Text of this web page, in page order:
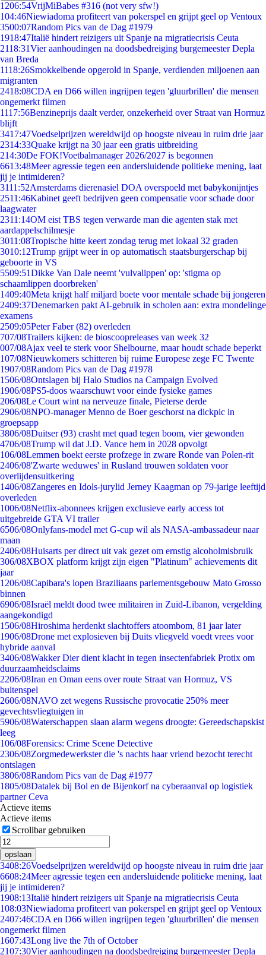
1206:54VrijMiBabes #316 (not very sfw!)
104:46Niewiadoma profiteert van pokerspel en grijpt geel op Ventoux
3500:07Random Pics van de Dag #1979
1918:47Italië hindert reizigers uit Spanje na migratiecrisis Ceuta
2118:31Vier aanhoudingen na doodsbedreiging burgemeester Depla
van Breda
1118:26Smokkelbende opgerold in Spanje, verdienden miljoenen aan
migranten
2418:08CDA en D66 willen ingrijpen tegen 'gluurbrillen' die mensen
ongemerkt filmen
1117:56Benzineprijs daalt verder, onzekerheid over Straat van Hormuz
blijft
3417:47Voedselprijzen wereldwijd op hoogste niveau in ruim drie jaar
2314:33Quake krijgt na 30 jaar een gratis uitbreiding
214:30De FOK!Voetbalmanager 2026/2027 is begonnen
6613:48Meer agressie tegen een andersluidende politieke mening, laat
jij je intimideren?
3111:52Amsterdams dierenasiel DOA overspoeld met babykonijntjes
2511:46Kabinet geeft bedrijven geen compensatie voor schade door
laagwater
2311:14OM eist TBS tegen verwarde man die agenten stak met
aardappelschilmesje
3011:08Tropische hitte keert zondag terug met lokaal 32 graden
3010:12Trump grijpt weer in op automatisch staatsburgerschap bij
geboorte in VS
5509:51Dikke Van Dale neemt 'vulvalippen' op: 'stigma op
schaamlippen doorbreken'
1409:40Meta krijgt half miljard boete voor mentale schade bij jongeren
2409:37Denemarken pakt AI-gebruik in scholen aan: extra mondelinge
examens
2509:05Peter Faber (82) overleden
707/08Trailers kijken: de bioscoopreleases van week 32
007/08Ajax veel te sterk voor Shelbourne, maar houdt schade beperkt
107/08Nieuwkomers schitteren bij ruime Europese zege FC Twente
1907/08Random Pics van de Dag #1978
1506/08Ontslagen bij Halo Studios na Campaign Evolved
1906/08PS5-doos waarschuwt voor einde fysieke games
206/08Le Court wint na nerveuze finale, Pieterse derde
2906/08NPO-manager Menno de Boer geschorst na dickpic in
groepsapp
3806/08Duitser (93) crasht met quad tegen boom, vier gewonden
4706/08Trump wil dat J.D. Vance hem in 2028 opvolgt
106/08Lemmen boekt eerste profzege in zware Ronde van Polen-rit
2406/08'Zwarte weduwes' in Rusland trouwen soldaten voor
overlijdensuitkering
1406/08Zangeres en Idols-jurylid Jerney Kaagman op 79-jarige leeftijd
overleden
1006/08Netflix-abonnees krijgen exclusieve early access tot
uitgebreide GTA VI trailer
6506/08Onlyfans-model met G-cup wil als NASA-ambassadeur naar
maan
2406/08Huisarts per direct uit vak gezet om ernstig alcoholmisbruik
306/08XBOX platform krijgt zijn eigen "Platinum" achievements dit
jaar
1206/08Capibara's lopen Braziliaans parlementsgebouw Mato Grosso
binnen
6906/08Israël meldt dood twee militairen in Zuid-Libanon, vergelding
aangekondigd
1506/08Hiroshima herdenkt slachtoffers atoombom, 81 jaar later
1906/08Drone met explosieven bij Duits vliegveld voedt vrees voor
hybride aanval
3406/08Wakker Dier dient klacht in tegen insectenfabriek Protix om
duurzaamheidsclaims
2206/08Iran en Oman eens over route Straat van Hormuz, VS
buitenspel
2606/08NAVO zet wegens Russische provocatie 250% meer
gevechtsvliegtuigen in
5906/08Waterschappen slaan alarm wegens droogte: Gereedschapskist
leeg
106/08Forensics: Crime Scene Detective
2306/08Zorgmedewerkster die 's nachts haar vriend bezocht terecht
ontslagen
3806/08Random Pics van de Dag #1977
1805/08Datalek bij Bol en de Bijenkorf na cyberaanval op logistiek
partner Ceva
Actieve items
Actieve items
Scrollbar gebruiken
opslaan
3408:26Voedselprijzen wereldwijd op hoogste niveau in ruim drie jaar
6608:24Meer agressie tegen een andersluidende politieke mening, laat
jij je intimideren?
1908:13Italië hindert reizigers uit Spanje na migratiecrisis Ceuta
108:03Niewiadoma profiteert van pokerspel en grijpt geel op Ventoux
2407:46CDA en D66 willen ingrijpen tegen 'gluurbrillen' die mensen
ongemerkt filmen
1607:43Long live the 7th of October
2107:30Vier aanhoudingen na doodsbedreiging burgemeester Depla